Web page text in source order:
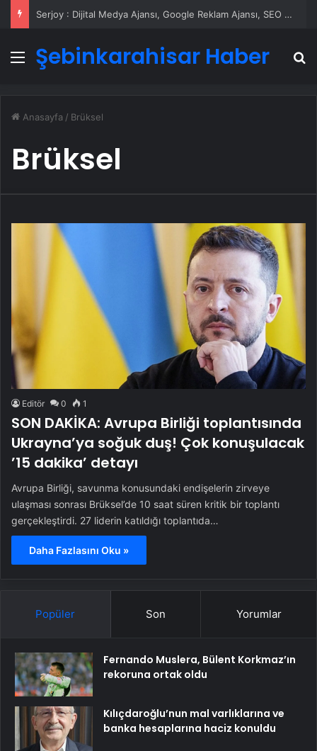
Serjoy : Dijital Medya Ajansı, Google Reklam Ajansı, SEO Ajansı ve Web Tasarım Ajansı
Menü
Şebinkarahisar Haber
Anasayfa / Brüksel
Brüksel
Editör 0 1
SON DAKİKA: Avrupa Birliği toplantısında
Ukrayna’ya soğuk duş! Çok konuşulacak
’15 dakika’ detayı
Avrupa Birliği, savunma konusundaki endişelerin zirveye
ulaşması sonrası Brüksel’de 10 saat süren kritik bir toplantı
gerçekleştirdi. 27 liderin katıldığı toplantıda…
Daha Fazlasını Oku »
Popüler Son Yorumlar
Fernando Muslera, Bülent Korkmaz’ın
rekoruna ortak oldu
Kılıçdaroğlu’nun mal varlıklarına ve
banka hesaplarına haciz konuldu